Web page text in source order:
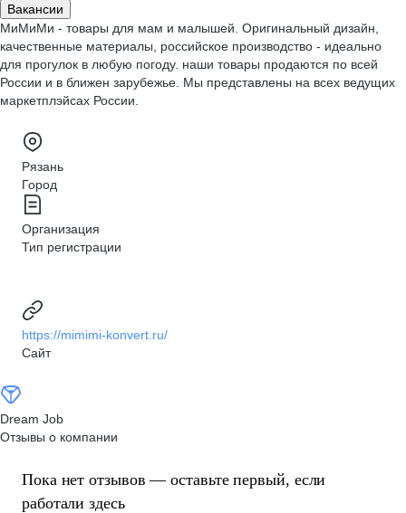
Вакансии
МиМиМи - товары для мам и малышей. Оригинальный дизайн,
качественные материалы, российское производство - идеально
для прогулок в любую погоду. наши товары продаются по всей
России и в ближен зарубежье. Мы представлены на всех ведущих
маркетплэйсах России.
Рязань
Город
Организация
Тип регистрации
https://mimimi-konvert.ru/
Сайт
Dream Job
Отзывы о компании
Пока нет отзывов — оставьте первый, если
работали здесь